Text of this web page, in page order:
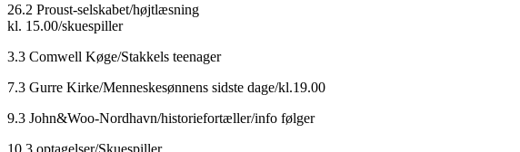
26.2 Proust-selskabet/højtlæsning
kl. 15.00/skuespiller
3.3 Comwell Køge/Stakkels teenager
7.3 Gurre Kirke/Menneskesønnens sidste dage/kl.19.00
9.3 John&Woo-Nordhavn/historiefortæller/info følger
10.3 optagelser/Skuespiller